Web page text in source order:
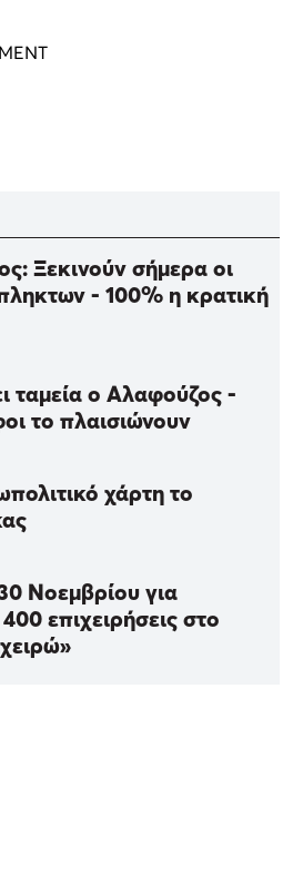
Ξεκινούν σήμερα οι
- 100% η κρατική
ταμεία ο Αλαφούζος -
το πλαισιώνουν
χάρτη το
Νοεμβρίου για
επιχειρήσεις στο